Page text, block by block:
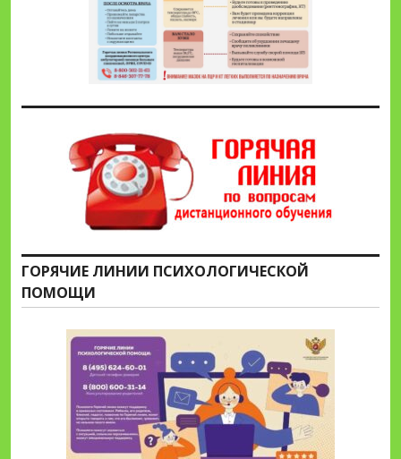
ГОРЯЧИЕ ЛИНИИ ПСИХОЛОГИЧЕСКОЙ
ПОМОЩИ